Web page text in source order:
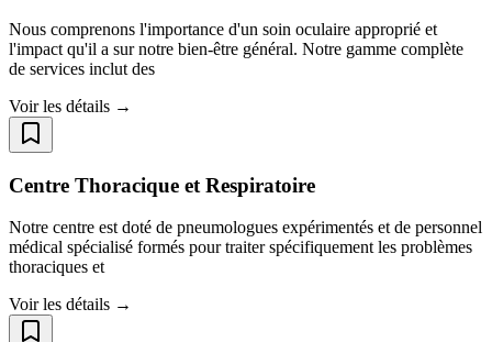
Nous comprenons l'importance d'un soin oculaire approprié et
l'impact qu'il a sur notre bien-être général. Notre gamme complète
de services inclut des
Voir les détails →
Centre Thoracique et Respiratoire
Notre centre est doté de pneumologues expérimentés et de personnel
médical spécialisé formés pour traiter spécifiquement les problèmes
thoraciques et
Voir les détails →